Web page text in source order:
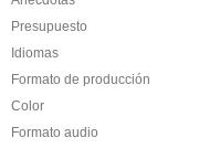
Presupuesto
Idiomas
Formato de producción
Color
Formato audio